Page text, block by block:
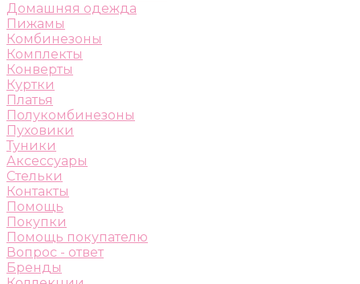
Домашняя одежда
Пижамы
Комбинезоны
Комплекты
Конверты
Куртки
Платья
Полукомбинезоны
Пуховики
Туники
Аксессуары
Стельки
Контакты
Помощь
Покупки
Помощь покупателю
Вопрос - ответ
Бренды